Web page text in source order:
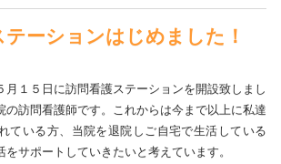
テーションはじめました！
月１５日に訪問看護ステーションを開設致しまし
の訪問看護師です。これからは今まで以上に私達
ている方、当院を退院しご自宅で生活している
サポートしていきたいと考えています。